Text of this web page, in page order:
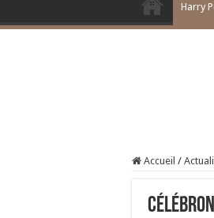
Harry
Accueil /